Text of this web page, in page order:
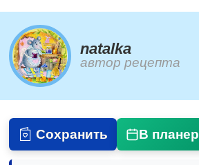
natalka
автор рецепта
Сохранить В планер